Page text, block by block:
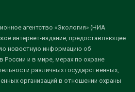
агентство «Экология» (НИА
интернет-издание, предоставляющее
новостную информацию об
России и в мире, мерах по охране
различных государственных,
организаций в отношении охраны